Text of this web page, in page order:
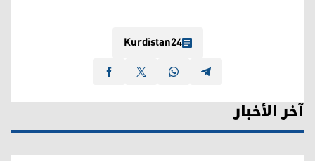
Kurdistan24
آخر الأخبار